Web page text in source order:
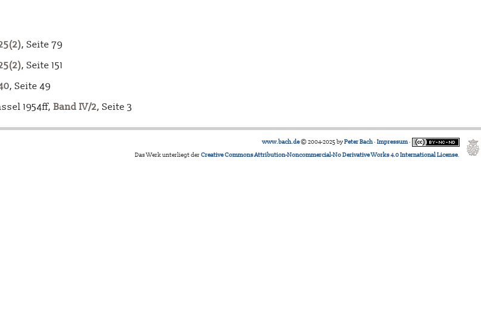
, Seite 79
, Seite 151
, Seite 49
1954ff, Band IV/2, Seite 3
www.bach.de© 2004-2025 byPeter Bach· Impressum·
Das Werk unterliegt derCreative Commons Attribution-Noncommercial-No Derivative Works 4.0 International License.